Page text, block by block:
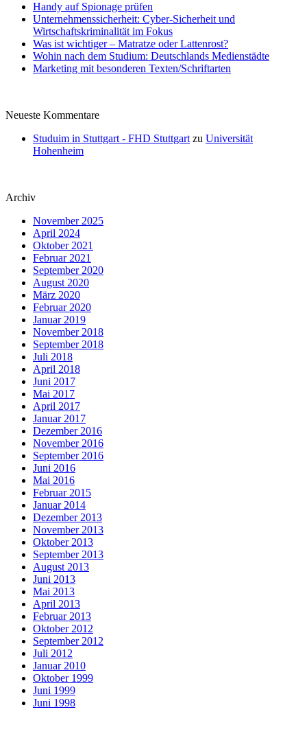
Handy auf Spionage prüfen
Unternehmenssicherheit: Cyber-Sicherheit und
Wirtschaftskriminalität im Fokus
Was ist wichtiger – Matratze oder Lattenrost?
Wohin nach dem Studium: Deutschlands Medienstädte
Marketing mit besonderen Texten/Schriftarten
Neueste Kommentare
Studuim in Stuttgart - FHD Stuttgart zu Universität
Hohenheim
Archiv
November 2025
April 2024
Oktober 2021
Februar 2021
September 2020
August 2020
März 2020
Februar 2020
Januar 2019
November 2018
September 2018
Juli 2018
April 2018
Juni 2017
Mai 2017
April 2017
Januar 2017
Dezember 2016
November 2016
September 2016
Juni 2016
Mai 2016
Februar 2015
Januar 2014
Dezember 2013
November 2013
Oktober 2013
September 2013
August 2013
Juni 2013
Mai 2013
April 2013
Februar 2013
Oktober 2012
September 2012
Juli 2012
Januar 2010
Oktober 1999
Juni 1999
Juni 1998